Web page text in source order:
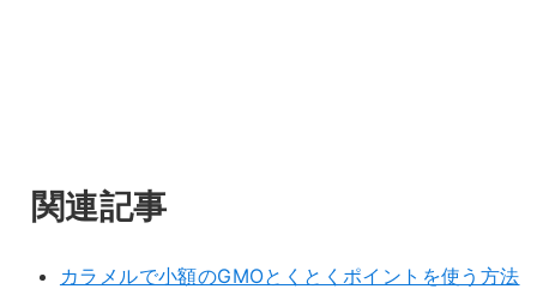
関連記事
カラメルで小額のGMOとくとくポイントを使う方法